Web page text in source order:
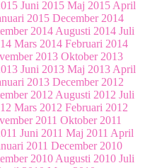
Juni 2015 Maj 2015 April
2015 December 2014
2014 Augusti 2014 Juli
Mars 2014 Februari 2014
2013 Oktober 2013
Juni 2013 Maj 2013 April
2013 December 2012
2012 Augusti 2012 Juli
Mars 2012 Februari 2012
2011 Oktober 2011
Juni 2011 Maj 2011 April
2011 December 2010
2010 Augusti 2010 Juli